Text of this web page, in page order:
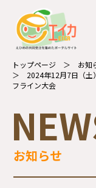
トップページ
お知
2024年12月7日（
フライン大会
カフ
お知らせ